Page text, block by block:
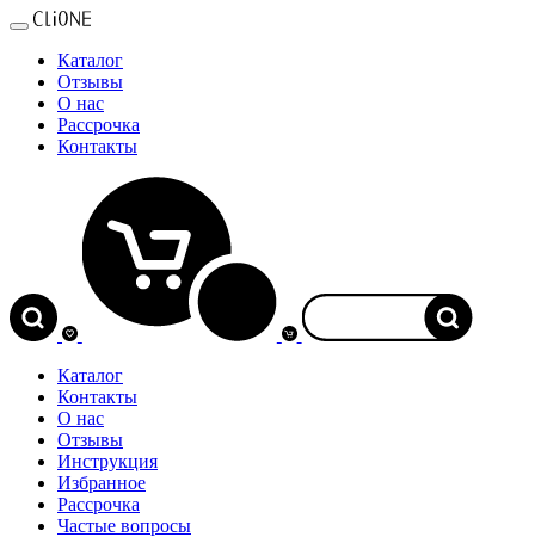
Каталог
Отзывы
О нас
Рассрочка
Контакты
Каталог
Контакты
О нас
Отзывы
Инструкция
Избранное
Рассрочка
Частые вопросы